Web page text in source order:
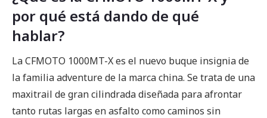
por qué está dando de qué
hablar?
La CFMOTO 1000MT-X es el nuevo buque insignia de
la familia adventure de la marca china. Se trata de una
maxitrail de gran cilindrada diseñada para afrontar
tanto rutas largas en asfalto como caminos sin